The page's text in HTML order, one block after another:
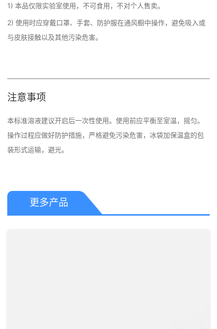
1) 本品仅限实验室使用，不可食用，不对个人售卖。
2) 使用时应穿戴口罩、手套、防护服在通风橱中操作，避免吸入或
与皮肤接触以及其他污染危害。
注意事项
本标准溶液建议开启后一次性使用。使用前应平衡至室温，摇匀。
操作过程应做好防护措施，严格避免污染危害，冰​袋加保温盒的包
更多产品